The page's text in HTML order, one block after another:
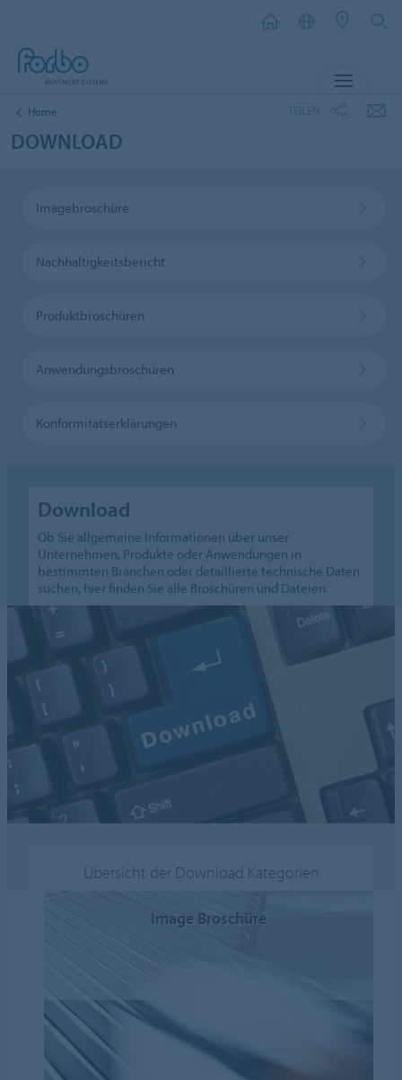
Home
DOWNLOAD
Imagebroschüre
Nachhaltigkeitsbericht
Produktbroschüren
Anwendungsbroschüren
Konformitätserklärungen
Download
Ob Sie allgemeine Informationen über unser
Unternehmen, Produkte oder Anwendungen in
bestimmten Branchen oder detaillierte technische Daten
suchen, hier finden Sie alle Broschüren und Dateien.
Übersicht der Download Kategorien
Image Broschüre